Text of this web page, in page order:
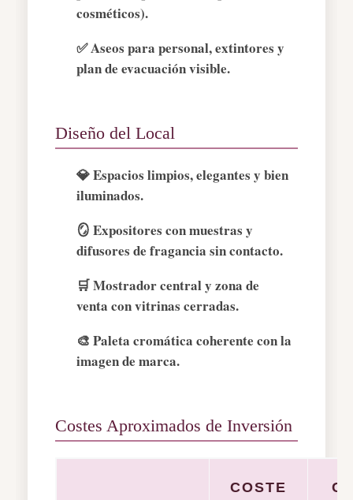
cosméticos).
✅ Aseos para personal, extintores y
plan de evacuación visible.
Diseño del Local
💎 Espacios limpios, elegantes y bien
iluminados.
🪞 Expositores con muestras y
difusores de fragancia sin contacto.
🛒 Mostrador central y zona de
venta con vitrinas cerradas.
🎨 Paleta cromática coherente con la
imagen de marca.
Costes Aproximados de Inversión
COSTE